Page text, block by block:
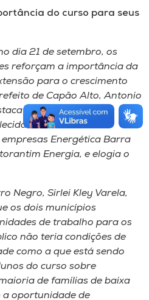
do curso para seus
dia 21 de setembro, os
reforçam a importância da
para o crescimento
de Capão Alto, Antonio
a relevância de
entre a Unoesc, o
Energética Barra
Energia, e elogia o
Negro, Sirlei Kley Varela,
os dois municípios
de trabalho para os
não teria condições de
como a que está sendo
do curso sobre
de famílias de baixa
a oportunidade de